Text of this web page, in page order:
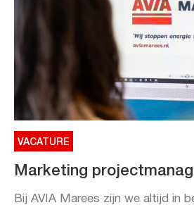
VACATURE
Marketing
Bij AVIA Marees zijn we altijd in